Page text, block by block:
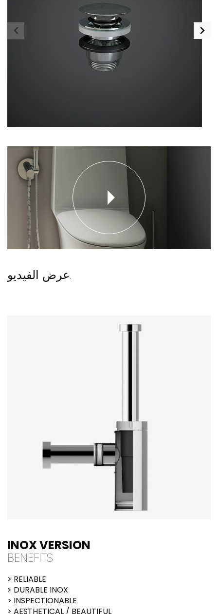
عرض الفيديو.
INOX VERSION
BENEFITS
> RELIABLE
> DURABLE INOX
> INSPECTIONABLE
> AESTHETICAL / BEAUTIFUL